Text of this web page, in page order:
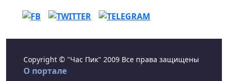
Copyright © "Час Пик" 2009 Все права защищены
О портале